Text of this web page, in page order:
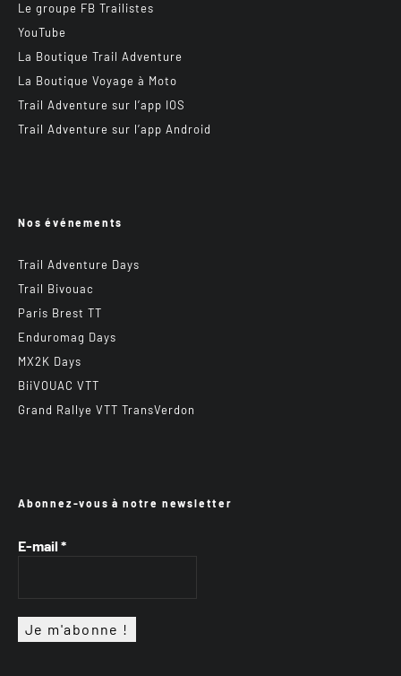
Le groupe FB Trailistes
YouTube
La Boutique Trail Adventure
La Boutique Voyage à Moto
Trail Adventure sur l’app IOS
Trail Adventure sur l’app Android
Nos événements
Trail Adventure Days
Trail Bivouac
Paris Brest TT
Enduromag Days
MX2K Days
BiiVOUAC VTT
Grand Rallye VTT TransVerdon
Abonnez-vous à notre newsletter
E-mail *